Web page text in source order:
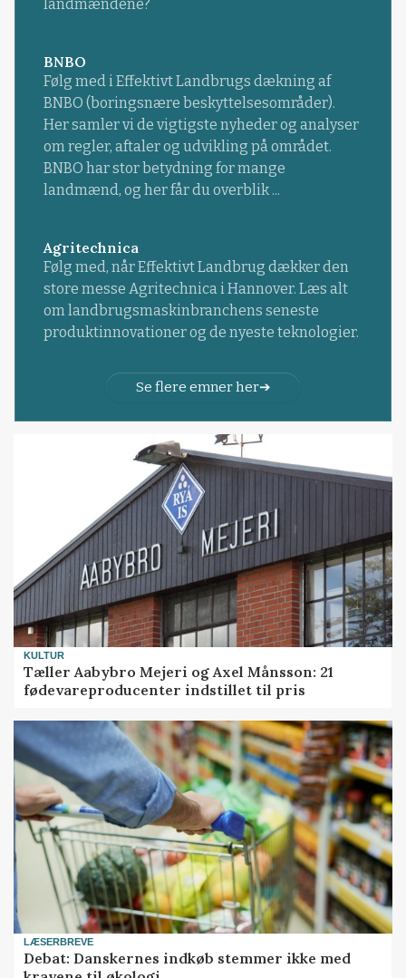
landmændene?
BNBO
Følg med i Effektivt Landbrugs dækning af
BNBO (boringsnære beskyttelsesområder).
Her samler vi de vigtigste nyheder og analyser
om regler, aftaler og udvikling på området.
BNBO har stor betydning for mange
landmænd, og her får du overblik ...
Agritechnica
Følg med, når Effektivt Landbrug dækker den
store messe Agritechnica i Hannover. Læs alt
om landbrugsmaskinbranchens seneste
produktinnovationer og de nyeste teknologier.
Se flere emner her
KULTUR
Tæller Aabybro Mejeri og Axel Månsson: 21
fødevareproducenter indstillet til pris
LÆSERBREVE
Debat: Danskernes indkøb stemmer ikke med